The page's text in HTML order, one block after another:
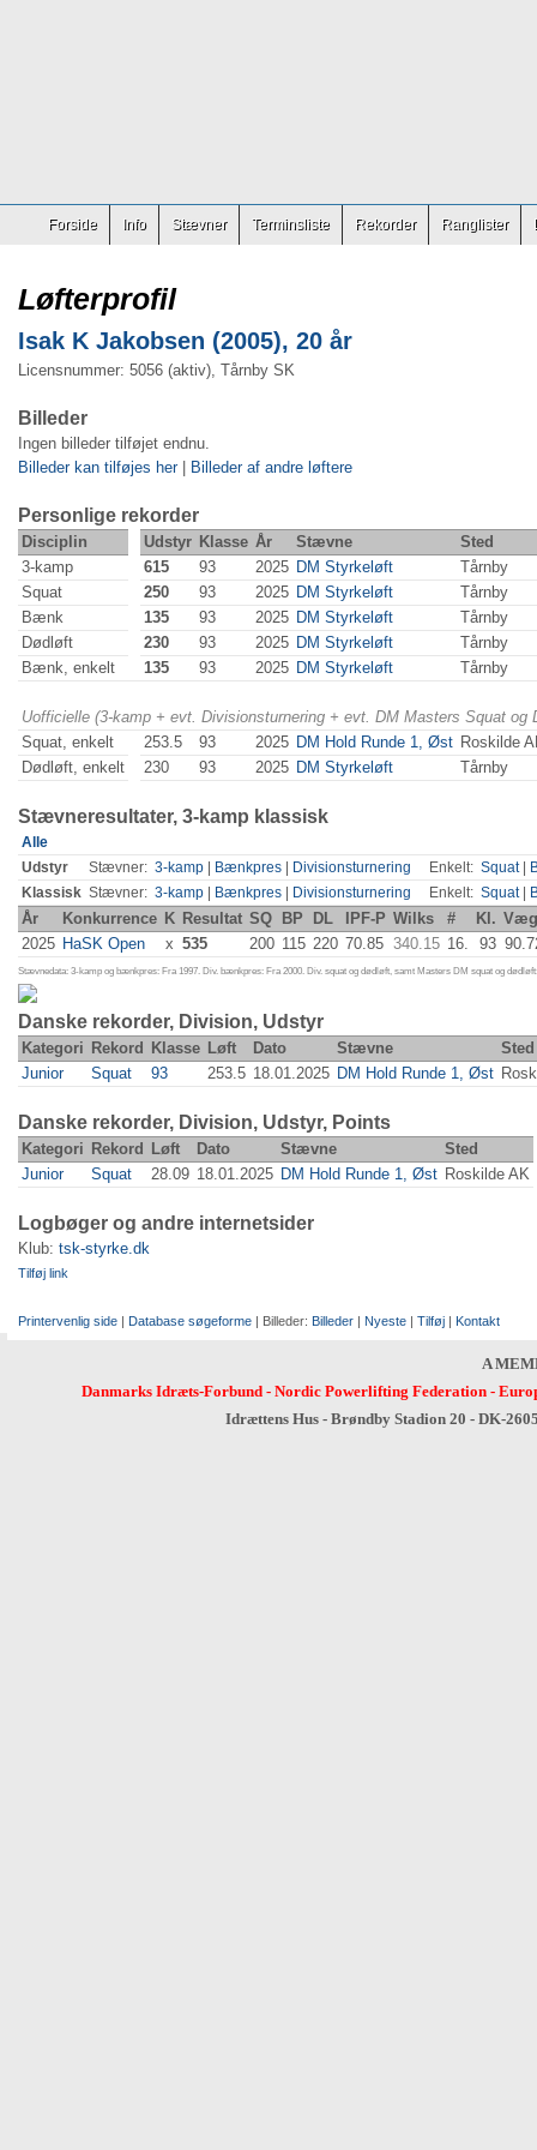
Forside Info Stævner Terminsliste Rekorder Ranglister
Løfterprofil
Isak K Jakobsen (2005), 20 år
Licensnummer: 5056 (aktiv), Tårnby SK
Billeder
Ingen billeder tilføjet endnu.
Billeder kan tilføjes her| Billeder af andre løftere
Personlige rekorder
Disciplin Udstyr Klasse År Stævne
Sted
3-kamp
615 93 2025 DM Styrkeløft
Tårnby
Squat
250 93 2025 DM Styrkeløft
Tårnby
Bænk
135 93 2025 DM Styrkeløft
Tårnby
Dødløft
230 93 2025 DM Styrkeløft
Tårnby
Bænk, enkelt
135 93 2025 DM Styrkeløft Tårnby
Uofficielle (3-kamp + evt. Divisionsturnering + evt. DM Masters Squat
Squat, enkelt
253.5 93 2025 DM Hold Runde 1, Øst Roskilde
Dødløft, enkelt
230 93 2025 DM Styrkeløft Tårnby
Stævneresultater, 3-kamp klassisk
Alle
Udstyr
Stævner: 3-kamp Bænkpres Divisionsturnering Enkelt: Squat|
Klassisk Stævner: 3-kamp Bænkpres Divisionsturnering Enkelt: Squat|
År Konkurrence K Resultat SQ BP DL IPF-P Wilks # Kl.
2025 HaSK Open x 535 200 115 220 70.85 340.15 16. 93
Stævnedata: 3-kamp og bænkpres: Fra 1997. Div. bænkpres: Fra 2000. Div. squat og dødløft, samt Masters DM squat og
Danske rekorder, Division, Udstyr
Kategori Rekord Klasse Løft Dato Stævne
Sted
Junior
Squat 93 253.5 18.01.2025 DM Hold Runde 1, Øst
Danske rekorder, Division, Udstyr, Points
Kategori Rekord Løft Dato Stævne
Sted
Junior
Squat 28.09 18.01.2025 DM Hold Runde 1, Øst Roskilde AK
Logbøger og andre internetsider
Klub: tsk-styrke.dk
Tilføj link
Printervenlig side | Database søgeforme | Billeder: Billeder | Nyeste | Tilføj | Kontakt
A
Danmarks Idræts-Forbund- Nordic Powerlifting Federation-
Idrættens Hus - Brøndby Stadion 20 - DK-